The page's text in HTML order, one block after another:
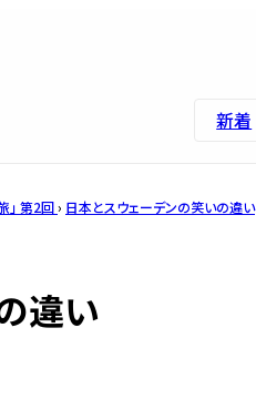
新着
」 第2回› 日本とスウェーデンの笑いの違い
違い